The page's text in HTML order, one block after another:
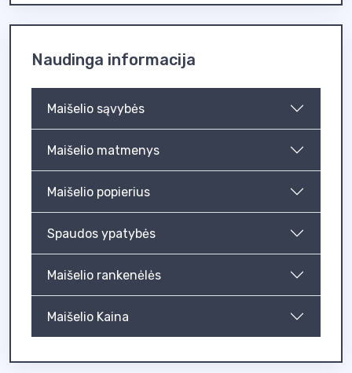
Naudinga informacija
Maišelio sąvybės
Maišelio matmenys
Maišelio popierius
Spaudos ypatybės
Maišelio rankenėlės
Maišelio Kaina